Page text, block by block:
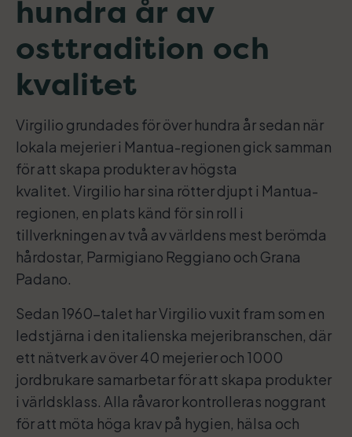
hundra år av
osttradition och
kvalitet
Virgilio grundades för över hundra år sedan när
lokala mejerier i Mantua-regionen gick samman
för att skapa produkter av högsta
kvalitet. Virgilio har sina rötter djupt i Mantua-
regionen, en plats känd för sin roll i
tillverkningen av två av världens mest berömda
hårdostar, Parmigiano Reggiano och Grana
Padano.
Sedan 1960-talet har Virgilio vuxit fram som en
ledstjärna i den italienska mejeribranschen, där
ett nätverk av över 40 mejerier och 1000
jordbrukare samarbetar för att skapa produkter
i världsklass. Alla råvaror kontrolleras noggrant
för att möta höga krav på hygien, hälsa och